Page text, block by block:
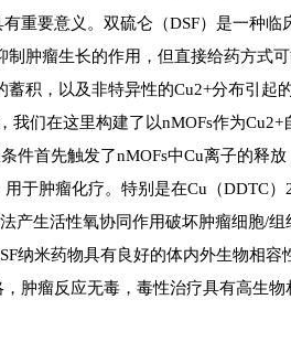
重要意义。双硫仑（DSF）是一种临
肿瘤生长的作用，但直接给药方式
积，以及非特异性的Cu2+分布引起
们在这里构建了以nMOFs作为Cu2+
件首先触发了nMOFs中Cu离子的释
于肿瘤化疗。特别是在Cu（DDTC）
产生活性氧协同作用破坏肿瘤细胞/组
纳米药物具有良好的体内外生物相容
肿瘤反应无毒，毒性治疗具有高生物